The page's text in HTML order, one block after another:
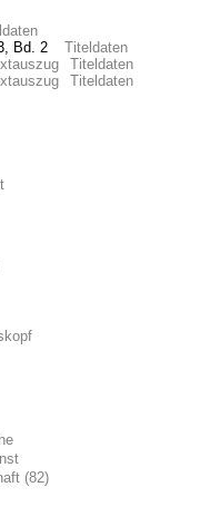
Bd. 2
Titeldaten
Titeldaten
Titeldaten
(82)